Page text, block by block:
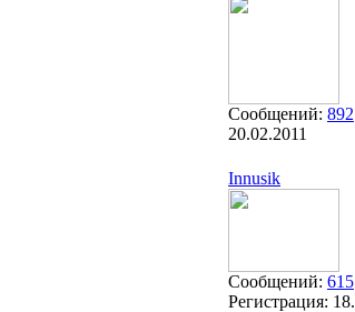
Сообщений: 892
20.02.2011
Innusik
Сообщений: 615
Регистрация: